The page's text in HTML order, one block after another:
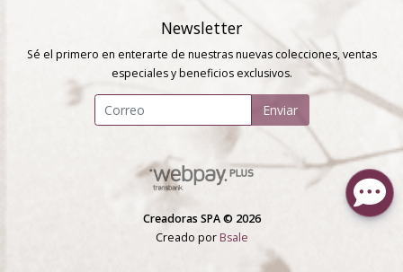
Newsletter
Sé el primero en enterarte de nuestras nuevas colecciones, ventas
especiales y beneficios exclusivos.
Enviar
Creadoras SPA © 2026
Creado por Bsale